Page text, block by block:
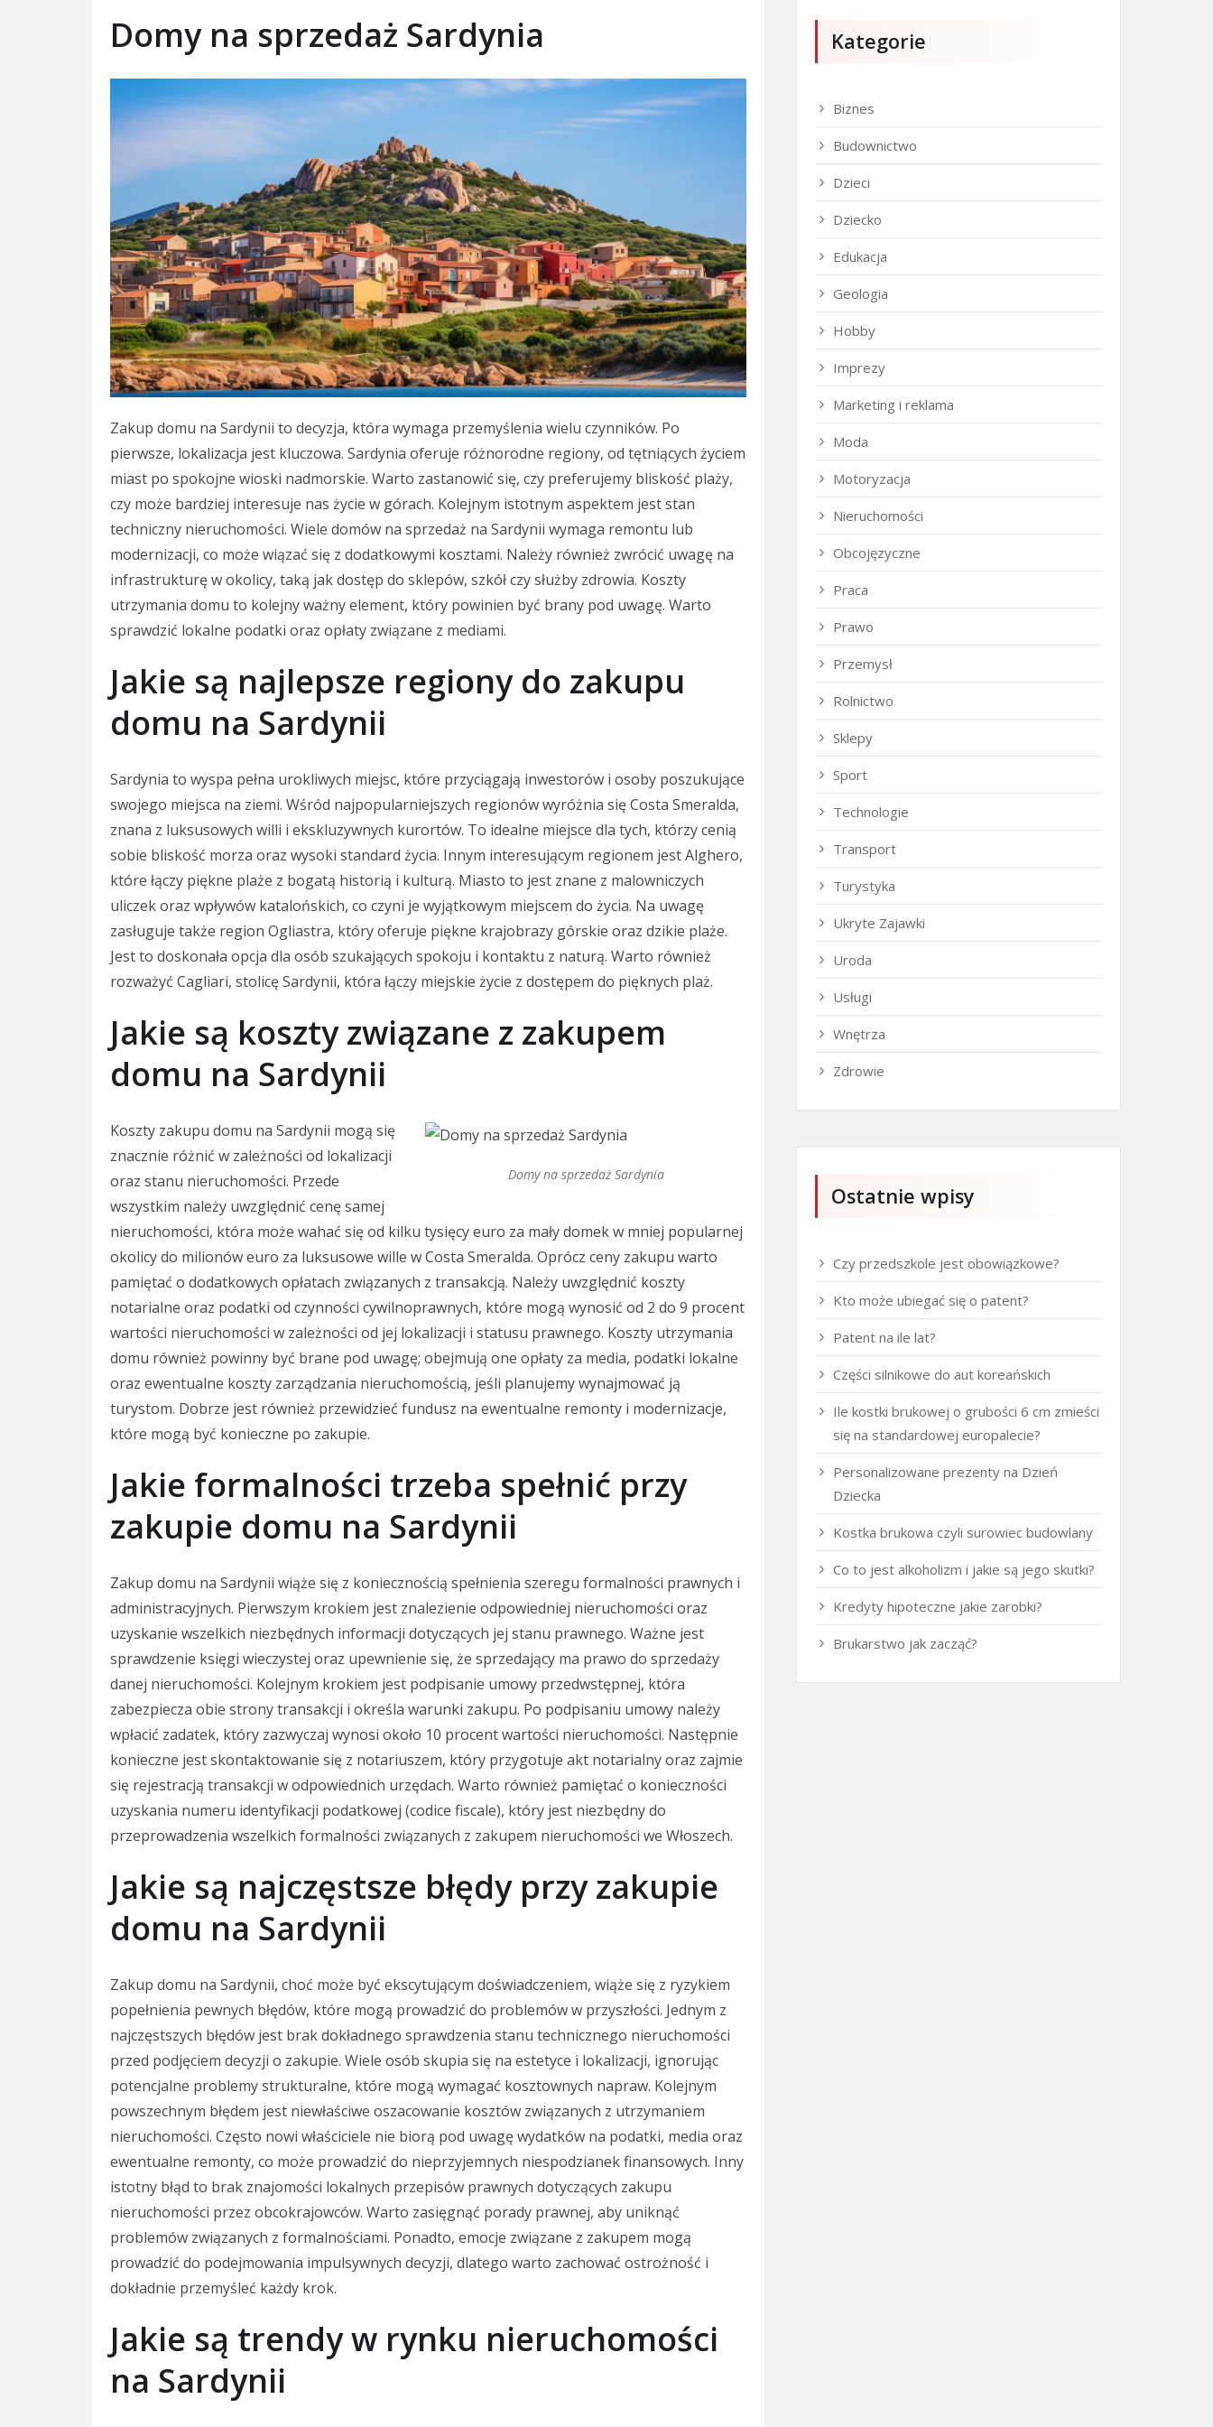
Domy na sprzedaż Sardynia
Zakup domu na Sardynii to decyzja, która wymaga przemyślenia wielu czynników. Po
pierwsze, lokalizacja jest kluczowa. Sardynia oferuje różnorodne regiony, od tętniących życiem
miast po spokojne wioski nadmorskie. Warto zastanowić się, czy preferujemy bliskość plaży,
czy może bardziej interesuje nas życie w górach. Kolejnym istotnym aspektem jest stan
techniczny nieruchomości. Wiele domów na sprzedaż na Sardynii wymaga remontu lub
modernizacji, co może wiązać się z dodatkowymi kosztami. Należy również zwrócić uwagę na
infrastrukturę w okolicy, taką jak dostęp do sklepów, szkół czy służby zdrowia. Koszty
utrzymania domu to kolejny ważny element, który powinien być brany pod uwagę. Warto
sprawdzić lokalne podatki oraz opłaty związane z mediami.
Jakie są najlepsze regiony do zakupu
domu na Sardynii
Sardynia to wyspa pełna urokliwych miejsc, które przyciągają inwestorów i osoby poszukujące
swojego miejsca na ziemi. Wśród najpopularniejszych regionów wyróżnia się Costa Smeralda,
znana z luksusowych willi i ekskluzywnych kurortów. To idealne miejsce dla tych, którzy cenią
sobie bliskość morza oraz wysoki standard życia. Innym interesującym regionem jest Alghero,
które łączy piękne plaże z bogatą historią i kulturą. Miasto to jest znane z malowniczych
uliczek oraz wpływów katalońskich, co czyni je wyjątkowym miejscem do życia. Na uwagę
zasługuje także region Ogliastra, który oferuje piękne krajobrazy górskie oraz dzikie plaże.
Jest to doskonała opcja dla osób szukających spokoju i kontaktu z naturą. Warto również
rozważyć Cagliari, stolicę Sardynii, która łączy miejskie życie z dostępem do pięknych plaż.
Jakie są koszty związane z zakupem
domu na Sardynii
Domy na sprzedaż Sardynia
Koszty zakupu domu na Sardynii mogą się
znacznie różnić w zależności od lokalizacji
oraz stanu nieruchomości. Przede
wszystkim należy uwzględnić cenę samej
nieruchomości, która może wahać się od kilku tysięcy euro za mały domek w mniej popularnej
okolicy do milionów euro za luksusowe wille w Costa Smeralda. Oprócz ceny zakupu warto
pamiętać o dodatkowych opłatach związanych z transakcją. Należy uwzględnić koszty
notarialne oraz podatki od czynności cywilnoprawnych, które mogą wynosić od 2 do 9 procent
wartości nieruchomości w zależności od jej lokalizacji i statusu prawnego. Koszty utrzymania
domu również powinny być brane pod uwagę; obejmują one opłaty za media, podatki lokalne
oraz ewentualne koszty zarządzania nieruchomością, jeśli planujemy wynajmować ją
turystom. Dobrze jest również przewidzieć fundusz na ewentualne remonty i modernizacje,
które mogą być konieczne po zakupie.
Jakie formalności trzeba spełnić przy
zakupie domu na Sardynii
Zakup domu na Sardynii wiąże się z koniecznością spełnienia szeregu formalności prawnych i
administracyjnych. Pierwszym krokiem jest znalezienie odpowiedniej nieruchomości oraz
uzyskanie wszelkich niezbędnych informacji dotyczących jej stanu prawnego. Ważne jest
sprawdzenie księgi wieczystej oraz upewnienie się, że sprzedający ma prawo do sprzedaży
danej nieruchomości. Kolejnym krokiem jest podpisanie umowy przedwstępnej, która
zabezpiecza obie strony transakcji i określa warunki zakupu. Po podpisaniu umowy należy
wpłacić zadatek, który zazwyczaj wynosi około 10 procent wartości nieruchomości. Następnie
konieczne jest skontaktowanie się z notariuszem, który przygotuje akt notarialny oraz zajmie
się rejestracją transakcji w odpowiednich urzędach. Warto również pamiętać o konieczności
uzyskania numeru identyfikacji podatkowej (codice fiscale), który jest niezbędny do
przeprowadzenia wszelkich formalności związanych z zakupem nieruchomości we Włoszech.
Jakie są najczęstsze błędy przy zakupie
domu na Sardynii
Zakup domu na Sardynii, choć może być ekscytującym doświadczeniem, wiąże się z ryzykiem
popełnienia pewnych błędów, które mogą prowadzić do problemów w przyszłości. Jednym z
najczęstszych błędów jest brak dokładnego sprawdzenia stanu technicznego nieruchomości
przed podjęciem decyzji o zakupie. Wiele osób skupia się na estetyce i lokalizacji, ignorując
potencjalne problemy strukturalne, które mogą wymagać kosztownych napraw. Kolejnym
powszechnym błędem jest niewłaściwe oszacowanie kosztów związanych z utrzymaniem
nieruchomości. Często nowi właściciele nie biorą pod uwagę wydatków na podatki, media oraz
ewentualne remonty, co może prowadzić do nieprzyjemnych niespodzianek finansowych. Inny
istotny błąd to brak znajomości lokalnych przepisów prawnych dotyczących zakupu
nieruchomości przez obcokrajowców. Warto zasięgnąć porady prawnej, aby uniknąć
problemów związanych z formalnościami. Ponadto, emocje związane z zakupem mogą
prowadzić do podejmowania impulsywnych decyzji, dlatego warto zachować ostrożność i
dokładnie przemyśleć każdy krok.
Jakie są trendy w rynku nieruchomości
na Sardynii
Kategorie
Biznes
Budownictwo
Dzieci
Dziecko
Edukacja
Geologia
Hobby
Imprezy
Marketing i reklama
Moda
Motoryzacja
Nieruchomości
Obcojęzyczne
Praca
Prawo
Przemysł
Rolnictwo
Sklepy
Sport
Technologie
Transport
Turystyka
Ukryte Zajawki
Uroda
Usługi
Wnętrza
Zdrowie
Ostatnie wpisy
Czy przedszkole jest obowiązkowe?
Kto może ubiegać się o patent?
Patent na ile lat?
Części silnikowe do aut koreańskich
Ile kostki brukowej o grubości 6 cm zmieści
się na standardowej europalecie?
Personalizowane prezenty na Dzień
Dziecka
Kostka brukowa czyli surowiec budowlany
Co to jest alkoholizm i jakie są jego skutki?
Kredyty hipoteczne jakie zarobki?
Brukarstwo jak zacząć?